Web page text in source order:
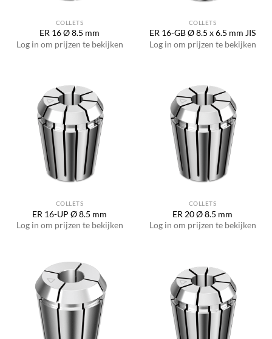
COLLETS
ER 16 Ø 8.5 mm
Log in om prijzen te bekijken
COLLETS
ER 16-GB Ø 8.5 x 6.5 mm JIS
Log in om prijzen te bekijken
COLLETS
ER 16-UP Ø 8.5 mm
Log in om prijzen te bekijken
COLLETS
ER 20 Ø 8.5 mm
Log in om prijzen te bekijken